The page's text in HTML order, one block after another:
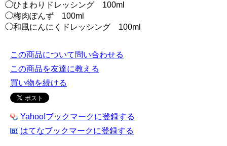
◯ひまわりドレッシング 100ml
◯梅肉ぽんず 100ml
◯和風にんにくドレッシング 100ml
この商品について問い合わせる
この商品を友達に教える
買い物を続ける
Yahoo!ブックマークに登録する
はてなブックマークに登録する